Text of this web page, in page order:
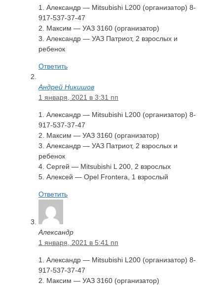
1. Александр — Mitsubishi L200 (организатор) 8-
917-537-37-47
2. Максим — УАЗ 3160 (организатор)
3. Александр — УАЗ Патриот, 2 взрослых и
ребенок
Ответить
Андрей Никишов
1 января, 2021 в 3:31 пп
1. Александр — Mitsubishi L200 (организатор) 8-
917-537-37-47
2. Максим — УАЗ 3160 (организатор)
3. Александр — УАЗ Патриот, 2 взрослых и
ребенок
4. Сергей — Mitsubishi L 200, 2 взрослых
5. Алексей — Opel Frontera, 1 взрослый
Ответить
Александр
1 января, 2021 в 5:41 пп
1. Александр — Mitsubishi L200 (организатор) 8-
917-537-37-47
2. Максим — УАЗ 3160 (организатор)